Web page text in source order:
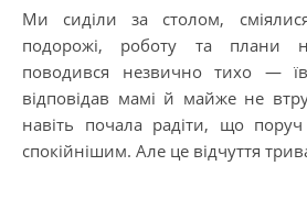
Ми сиділи за столом,
подорожі, роботу та плани
поводився незвично тихо —
відповідав мамі й майже не
навіть почала радіти, що
спокійнішим. Але це відчуття